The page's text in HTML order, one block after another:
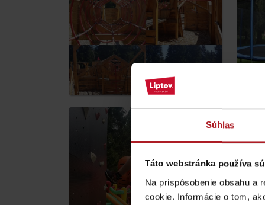
Súhlas
Táto webstránka používa
Na prispôsobenie obsahu a
cookie. Informácie o tom,
KAMERY
dediny v Pribyline
O značke Produkt Liptova
ZOZNAM PRODUKTOV LIPTOVA